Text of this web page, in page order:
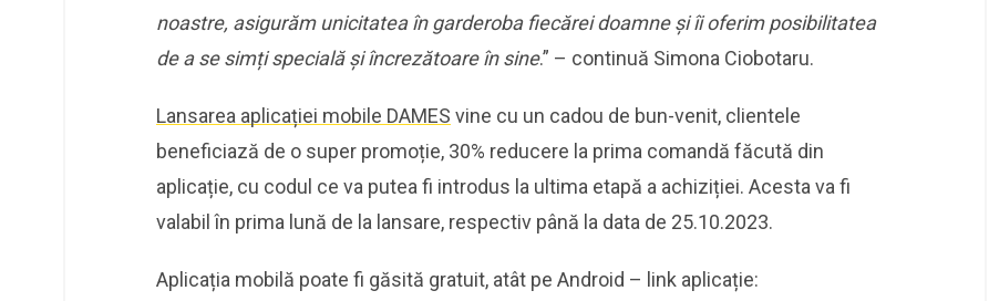
noastre, asigurăm unicitatea în garderoba fiecărei doamne și îi oferim posibilitatea
de a se simți specială și încrezătoare în sine.” – continuă Simona Ciobotaru.
Lansarea aplicației mobile DAMES vine cu un cadou de bun-venit, clientele
beneficiază de o super promoție, 30% reducere la prima comandă făcută din
aplicație, cu codul ce va putea fi introdus la ultima etapă a achiziției. Acesta va fi
valabil în prima lună de la lansare, respectiv până la data de 25.10.2023.
Aplicația mobilă poate fi găsită gratuit, atât pe Android – link aplicație: